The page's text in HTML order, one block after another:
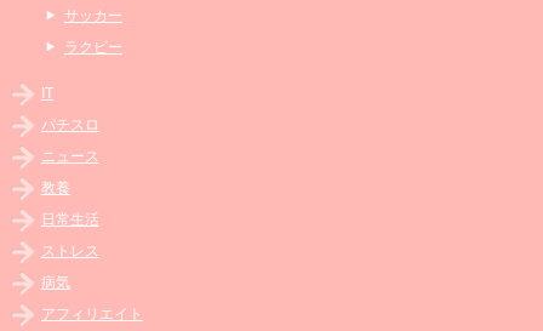
サッカー
ラクビー
IT
パチスロ
ニュース
教養
日常生活
ストレス
病気
アフィリエイト